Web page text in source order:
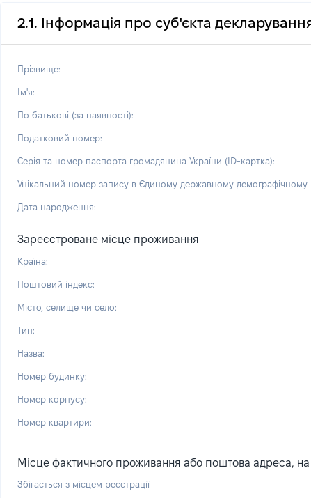
2.1. Інформація про суб'єкта
Прізвище:
Ім'я:
По батькові (за наявності):
Податковий номер:
Серія та номер паспорта громадянина України (ID-картка):
Унікальний номер запису в Єдиному державному демографічному
Дата народження:
Зареєстроване місце проживання
Країна:
Поштовий індекс:
Місто, селище чи село:
Тип:
Назва:
Номер будинку:
Номер корпусу:
Номер квартири:
Місце фактичного проживання або поштова адреса, на
Збігається з місцем реєстрації